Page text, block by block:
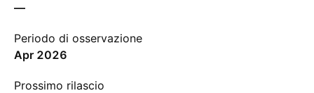
—
Periodo di osservazione
apr 2026
Prossimo rilascio